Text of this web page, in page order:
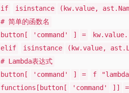
if
isinstance
(kw.value,
# 简单的函数名
button[
'command' ] = kw.value.
elif
isinstance
(kw.value,
# Lambda表达式
button[
'command' ] = f
functions[button[
'command' ]] =